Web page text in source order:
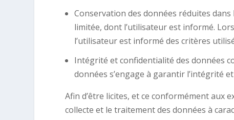
Conservation des données réduites
limitée, dont l’utilisateur est informé.
l’utilisateur est informé des critères
Intégrité et confidentialité des données
données s’engage à garantir l’intégrité
Afin d’être licites, et ce conformément aux
collecte et le traitement des données à